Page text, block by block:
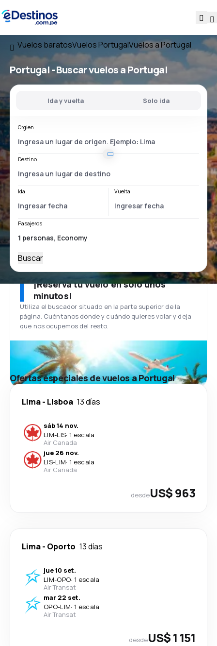
Vuelos baratosVuelos PortugalVuelos a Portugal
Portugal - Buscar vuelos a Portugal
Ida y vuelta Solo ida
Orgien
Destino
Ida Vuelta
Pasajeros
Buscar
¡Reserva tu vuelo en solo unos
minutos!
Utiliza el buscador situado en la parte superior de la
página. Cuéntanos dónde y cuándo quieres volar y deja
que nos ocupemos del resto.
Ofertas especiales de vuelos a Portugal
Lima- Lisboa 13 días
sáb 14 nov.
LIM-LIS· 1 escala
Air Canada
jue 26 nov.
LIS-LIM· 1 escala
Air Canada
desdeUS$ 963
Lima- Oporto 13 días
jue 10 set.
LIM-OPO· 1 escala
Air Transat
mar 22 set.
OPO-LIM· 1 escala
Air Transat
desdeUS$ 1 151